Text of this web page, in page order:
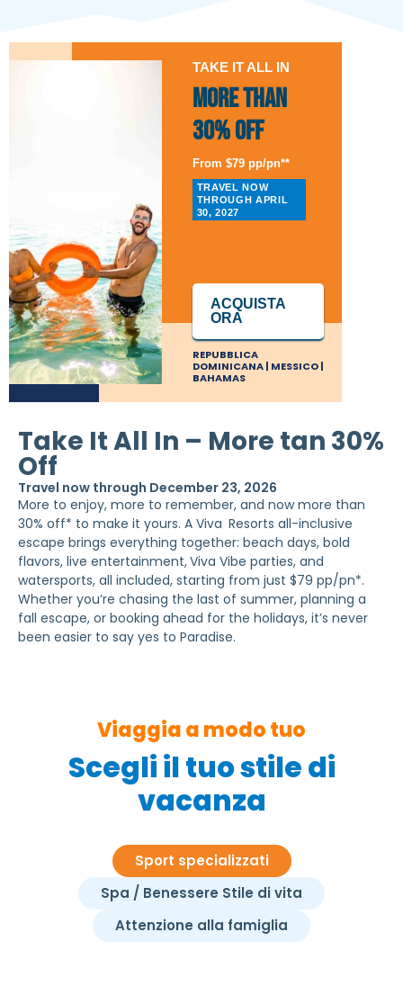
TAKE IT ALL IN
More than
30% Off
From $79 pp/pn**
TRAVEL NOW
THROUGH APRIL
30, 2027
REPUBBLICA
DOMINICANA | MESSICO |
BAHAMAS
ACQUISTA
ORA
Take It All In – More tan 30%
Off
Travel now through December 23, 2026
More to enjoy, more to remember, and now more than
30% off* to make it yours. A Viva Resorts all-inclusive
escape brings everything together: beach days, bold
flavors, live entertainment,Viva Vibe parties, and
watersports, all included, starting from just $79 pp/pn*.
Whether you’re chasing the last of summer, planning a
fall escape, or booking ahead for the holidays, it’s never
been easier to say yes to Paradise.
Viaggia a modo tuo
Scegli il tuo stile di
vacanza
Sport specializzati
Spa / Benessere Stile di vita
Attenzione alla famiglia